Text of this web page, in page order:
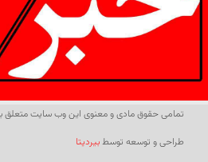
تمامی حقوق مادی و معنوی این وب سایت متعلق
طراحی و توسعه توسطبیردیتا